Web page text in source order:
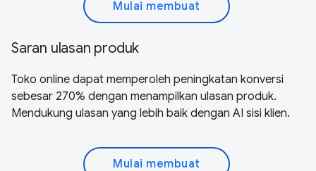
Mulai membuat
Saran ulasan produk
Toko online dapat memperoleh peningkatan konversi
sebesar 270% dengan menampilkan ulasan produk.
Mendukung ulasan yang lebih baik dengan AI sisi klien.
Mulai membuat